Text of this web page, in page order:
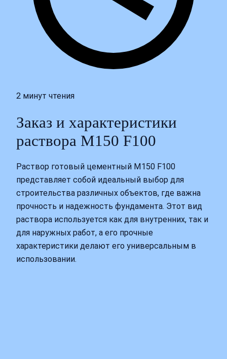
2 минут чтения
Заказ и характеристики
раствора М150 F100
Раствор готовый цементный М150 F100
представляет собой идеальный выбор для
строительства различных объектов, где важна
прочность и надежность фундамента. Этот вид
раствора используется как для внутренних, так и
для наружных работ, а его прочные
характеристики делают его универсальным в
использовании.